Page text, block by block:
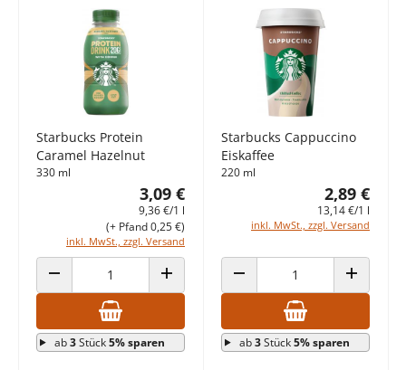
Starbucks Protein
Caramel Hazelnut
330 ml
3,09 €
9,36 €/1 l
inkl. MwSt., zzgl. Versand
(+ Pfand 0,25 €)
ANZAHL VERRINGERN ANZAHL ERHÖHEN
ab3Stück5% sparen
Starbucks Cappuccino
Eiskaffee
220 ml
2,89 €
13,14 €/1 l
inkl. MwSt., zzgl. Versand
ANZAHL VERRINGERN ANZAHL
ab3Stück5% sparen